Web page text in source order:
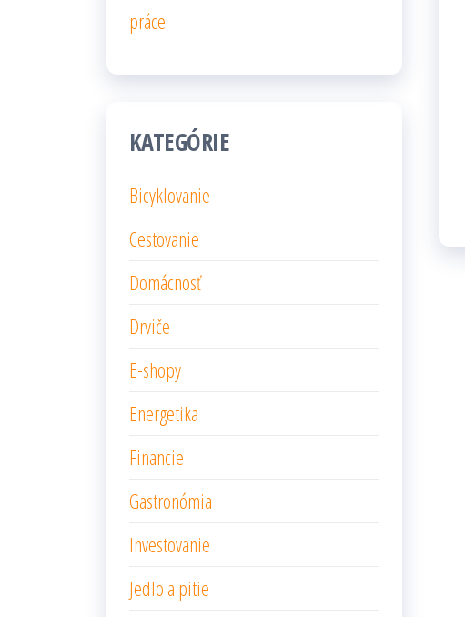
práce
KATEGÓRIE
Bicyklovanie
Cestovanie
Domácnosť
Drviče
E-shopy
Energetika
Financie
Gastronómia
Investovanie
Jedlo a pitie